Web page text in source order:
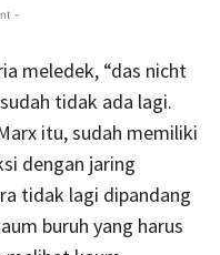
-
meledek, “das nicht
tidak ada lagi.
itu, sudah memiliki
dengan jaring
tidak lagi dipandang
buruh yang harus